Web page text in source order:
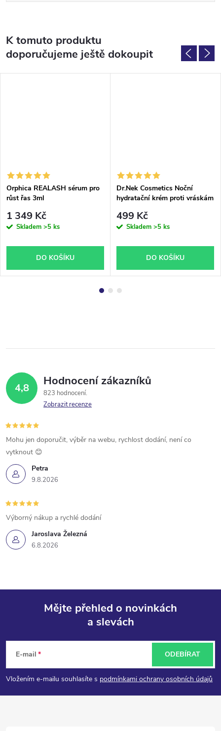
K tomuto produktu
doporučujeme ještě dokoupit
Orphica REALASH sérum pro
růst řas 3ml
1 349 Kč
Skladem >5 ks
DO KOŠÍKU
Dr.Nek Cosmetics Noční
hydratační krém proti vráskám
499 Kč
Skladem >5 ks
DO KOŠÍKU
4,8 Hodnocení zákazníků
823 hodnocení
Zobrazit recenze
Petra
9.8.2026
Mohu jen doporučit, výběr na webu, rychlost dodání, není co
vytknout 😊
Jaroslava Železná
6.8.2026
Výborný nákup a rychlé dodání
p
Mějte přehled o novinkách
a slevách
E-mail
Vložením e-mailu souhlasíte s podmínkami ochrany osobních údajů
ODEBÍRAT